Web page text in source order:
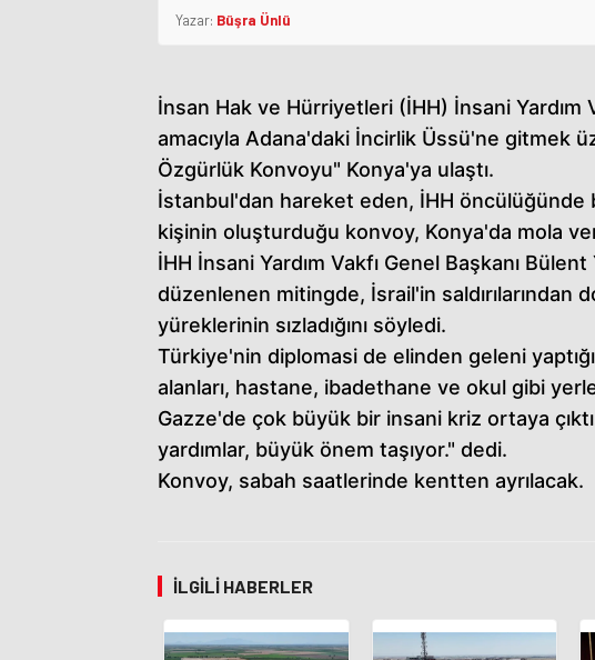
Yazar: Büşra Ünlü
İnsan Hak ve Hürriyetleri (İHH) İnsani
amacıyla Adana'daki İncirlik Üssü'ne gitmek
Özgürlük Konvoyu" Konya'ya ulaştı.
İstanbul'dan hareket eden, İHH öncülüğünde
kişinin oluşturduğu konvoy, Konya'da mola
İHH İnsani Yardım Vakfı Genel Başkanı Bülent
düzenlenen mitingde, İsrail'in saldırılarından
yüreklerinin sızladığını söyledi.
Türkiye'nin diplomasi de elinden geleni
alanları, hastane, ibadethane ve okul gibi
Gazze'de çok büyük bir insani kriz ortaya
yardımlar, büyük önem taşıyor." dedi.
Konvoy, sabah saatlerinde kentten ayrılacak.
İLGILI HABERLER